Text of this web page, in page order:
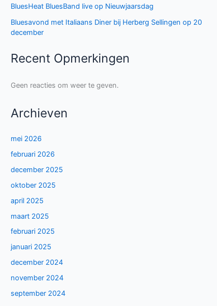
BluesHeat BluesBand live op Nieuwjaarsdag
Bluesavond met Italiaans Diner bij Herberg Sellingen op 20
december
Recent Opmerkingen
Geen reacties om weer te geven.
Archieven
mei 2026
februari 2026
december 2025
oktober 2025
april 2025
maart 2025
februari 2025
januari 2025
december 2024
november 2024
september 2024